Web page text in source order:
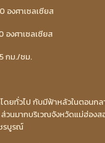
งศาเซลเซียส
งศาเซลเซียส
กม./ชม.
ดยทั่วไป กับมีฟ้าหลัวในตอนก
วนมากบริเวณจังหวัดแม่ฮ่อง
รบูรณ์